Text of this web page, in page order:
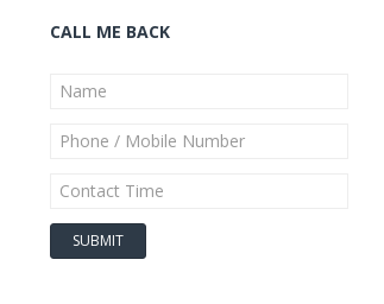
CALL ME BACK